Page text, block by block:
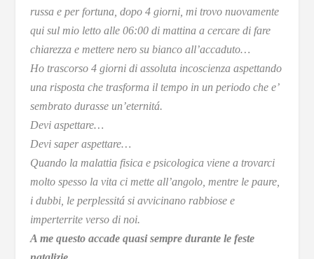
russa e per fortuna, dopo 4 giorni, mi trovo nuovamente
qui sul mio letto alle 06:00 di mattina a cercare di fare
chiarezza e mettere nero su bianco all’accaduto…
Ho trascorso 4 giorni di assoluta incoscienza aspettando
una risposta che trasforma il tempo in un periodo che e’
sembrato durasse un’eternitá.
Devi aspettare…
Devi saper aspettare…
Quando la malattia fisica e psicologica viene a trovarci
molto spesso la vita ci mette all’angolo, mentre le paure,
i dubbi, le perplessitá si avvicinano rabbiose e
imperterrite verso di noi.
A me questo accade quasi sempre durante le feste